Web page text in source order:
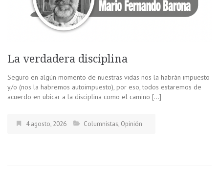
La verdadera disciplina
Seguro en algún momento de nuestras vidas nos la habrán impuesto
y/o (nos la habremos autoimpuesto), por eso, todos estaremos de
acuerdo en ubicar a la disciplina como el camino […]
4 agosto, 2026 Columnistas, Opinión